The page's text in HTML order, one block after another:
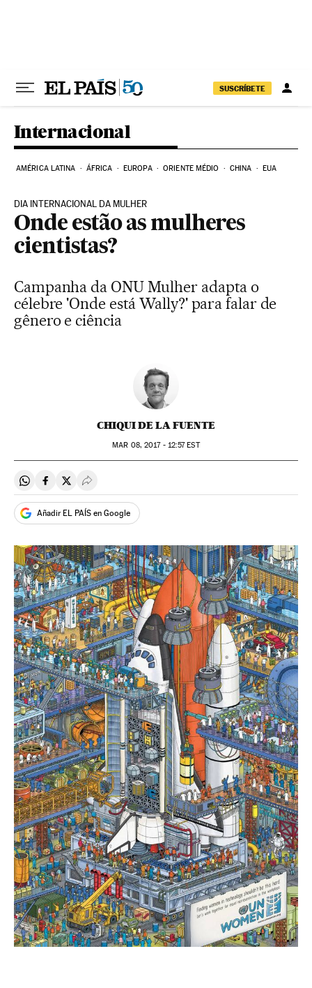
SUSCRÍBETE
Internacional
AMÉRICA LATINA ÁFRICA EUROPA ORIENTE MÉDIO CHINA EUA
DIA INTERNACIONAL DA MULHER
Onde estão as mulheres
cientistas?
Campanha da ONU Mulher adapta o
célebre 'Onde está Wally?' para falar de
gênero e ciência
CHIQUI DE LA FUENTE
MAR 08, 2017 - 12:57EST
Compartir en Whatsapp
Compartir en Facebook
Compartir en Twitter
Desplegar Redes Sociales
Añadir EL PAÍS en Google